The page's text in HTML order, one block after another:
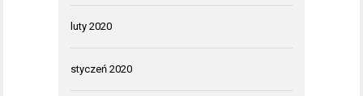
luty 2020
styczeń 2020